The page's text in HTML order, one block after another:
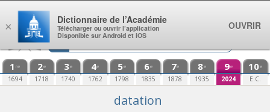
Aller au contenu
1 re
1694
2e
1718
3e
1740
4e
1762
5e
1798
6e
1835
7e
1878
8e
1935
9e
2024
10e
E.C.
datation
×
Dictionnaire de l’Académie
Télécharger ou ouvrir l’application
Disponible sur Android et iOS
OUVRIR